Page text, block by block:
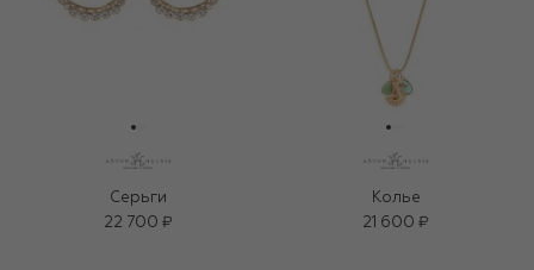
Серьги
22 700 ₽
Колье
21 600 ₽